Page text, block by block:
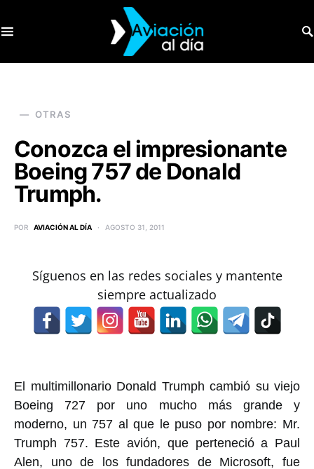
OTRAS
Conozca el impresionante
Boeing 757 de Donald
Trumph.
POR AVIACIÓN AL DÍA AGOSTO 31, 2011
Síguenos en las redes sociales y mantente
siempre actualizado
El multimillonario Donald Trumph cambió su viejo
Boeing 727 por uno mucho más grande y
moderno, un 757 al que le puso por nombre: Mr.
Trumph 757. Este avión, que perteneció a Paul
Alen, uno de los fundadores de Microsoft, fue